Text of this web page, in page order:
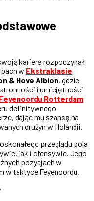
karierę rozpoczynał
w Ekstraklasie
& Hove Albion, gdzie
i umiejętności
Feyenoordu Rotterdam
definitywnego
dając mu szansę na
drużyn w Holandii.
przeglądu pola
jak i ofensywie. Jego
pozycjach w
w taktyce Feyenoordu.